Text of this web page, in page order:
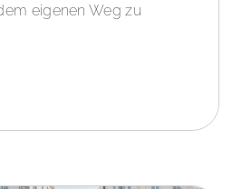
eigenen Weg zu